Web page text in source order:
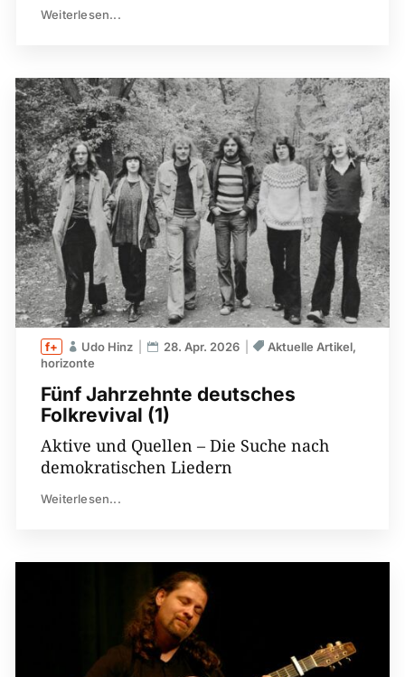
Weiterlesen...
Fünf Jahrzehnte deutsches
Folkrevival (1)
Udo Hinz 28. Apr. 2026
Aktuelle Artikel
horizonte
Aktive und Quellen – Die Suche nach
demokratischen Liedern
Weiterlesen...